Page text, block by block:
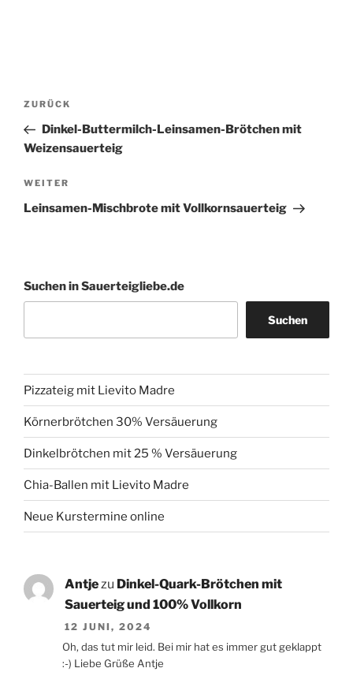
Beitragsnavigation
Vorheriger
Beitrag
ZURÜCK
Dinkel-Buttermilch-Leinsamen-Brötchen mit
Weizensauerteig
Nächster
Beitrag
WEITER
Leinsamen-Mischbrote mit Vollkornsauerteig
Suchen in Sauerteigliebe.de
Suchen
Pizzateig mit Lievito Madre
Körnerbrötchen 30% Versäuerung
Dinkelbrötchen mit 25 % Versäuerung
Chia-Ballen mit Lievito Madre
Neue Kurstermine online
Antjezu Dinkel-Quark-Brötchen mit
Sauerteig und 100% Vollkorn
12 JUNI, 2024
Oh, das tut mir leid. Bei mir hat es immer gut geklappt
:-) Liebe Grüße Antje